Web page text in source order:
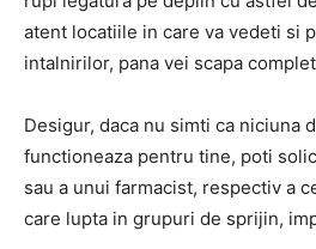
atent locatiile in care va vedeti si
intalnirilor, pana vei scapa
Desigur, daca nu simti ca niciuna
functioneaza pentru tine, poti
sau a unui farmacist, respectiv a
care lupta in grupuri de sprijin,